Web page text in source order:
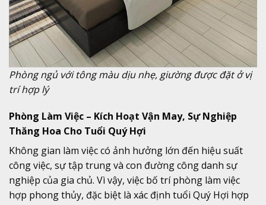
Phòng ngủ với tông màu dịu nhẹ, giường được đặt ở vị
trí hợp lý
Phòng Làm Việc – Kích Hoạt Vận May, Sự Nghiệp
Thăng Hoa Cho Tuổi Quý Hợi
Không gian làm việc có ảnh hưởng lớn đến hiệu suất
công việc, sự tập trung và con đường công danh sự
nghiệp của gia chủ. Vì vậy, việc bố trí phòng làm việc
hợp phong thủy, đặc biệt là xác định tuổi Quý Hợi hợp